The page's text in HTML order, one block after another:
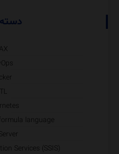
language
Services (SSIS)